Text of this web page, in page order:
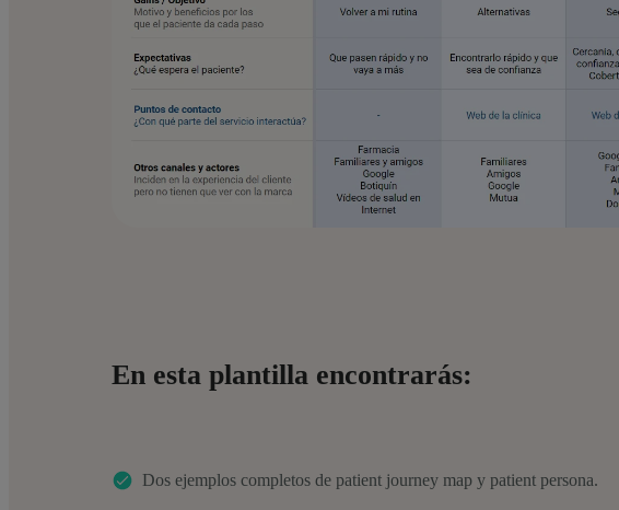
En esta plantilla encontrarás:
Dos ejemplos completos de patient journey map y patient persona.